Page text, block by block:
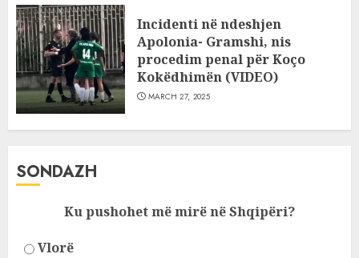
Incidenti në ndeshjen
Apolonia- Gramshi, nis
procedim penal për Koço
Kokëdhimën (VIDEO)
MARCH 27, 2025
SONDAZH
Ku pushohet më mirë në Shqipëri?
Vlorë